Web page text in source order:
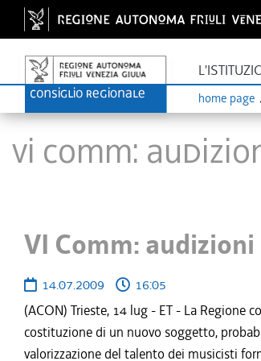
home page
VI Comm:
VI Comm:
14.07.2009
16:05
(ACON) Trieste, 14 lug - ET - La Regione
costituzione di un nuovo soggetto,
valorizzazione del talento dei musicisti